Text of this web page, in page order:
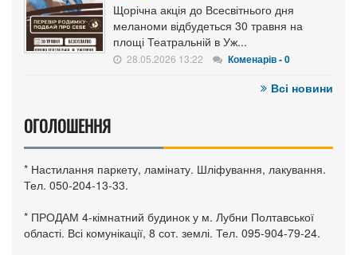
Щорічна акція до Всесвітнього дня
меланоми відбудеться 30 травня на
площі Театральній в Уж...
28.05.2026 13:22 Коменарів - 0
Всі новини
ОГОЛОШЕННЯ
* Настилання паркету, ламінату. Шліфування, лакування.
Тел. 050-204-13-33.
* ПРОДАМ 4-кімнатний будинок у м. Лубни Полтавської
області. Всі комунікації, 8 сот. землі. Тел. 095-904-79-24.